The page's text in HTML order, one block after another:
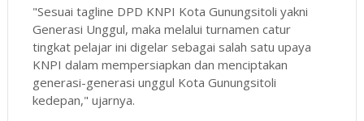
"Sesuai tagline DPD KNPI Kota Gunungsitoli yakni
Generasi Unggul, maka melalui turnamen catur
tingkat pelajar ini digelar sebagai salah satu upaya
KNPI dalam mempersiapkan dan menciptakan
generasi-generasi unggul Kota Gunungsitoli
kedepan," ujarnya.